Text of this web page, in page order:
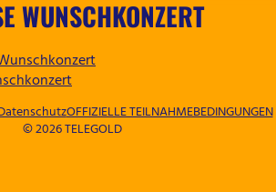
WUNSCHKONZERT
© 2026 TELEGOLD
OFFIZIELLE TEILNAHMEBEDINGUNGEN